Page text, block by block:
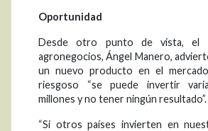
Oportunidad
Desde otro punto de vista, el
agronegocios, Ángel Manero,
un nuevo producto en el
riesgoso “se puede invertir
millones y no tener ningún resultado”.
“Si otros países invierten en